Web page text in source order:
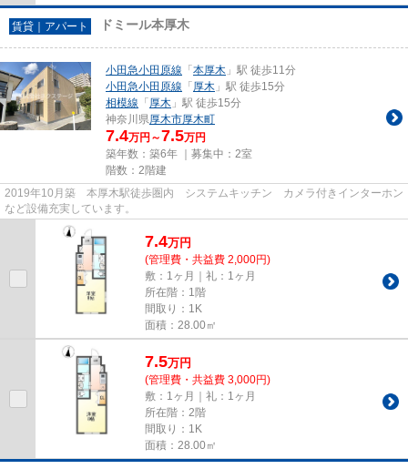
賃貸｜アパート ドミール本厚木
小田急小田原線 「本厚木 」駅 徒歩11分
小田急小田原線 「厚木 」駅 徒歩15分
相模線 「厚木 」駅 徒歩15分
神奈川県厚木市厚木町
7.4万円～7.5万円
築年数：築6年 ｜募集中： 2室
階数：2階建
2019年10月築 本厚木駅徒歩圏内 システムキッチン カメラ付きインターホン
など設備充実しています。
7.4万円
(管理費・共益費 2,000円)
敷：1ヶ月｜礼：1ヶ月
所在階：1階
間取り：1K
面積：28.00㎡
7.5万円
(管理費・共益費 3,000円)
敷：1ヶ月｜礼：1ヶ月
所在階：2階
間取り：1K
面積：28.00㎡